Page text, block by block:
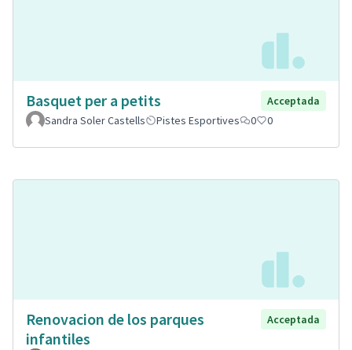
Basquet per a petits
Acceptada
Sandra Soler Castells
Pistes Esportives 0 0
Renovacion de los parques
infantiles
Acceptada